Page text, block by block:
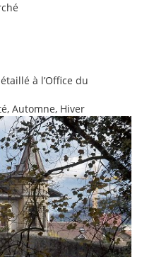
à l’Office du
Automne, Hiver